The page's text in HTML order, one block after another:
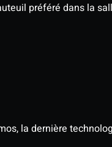
préféré dans la
la dernière